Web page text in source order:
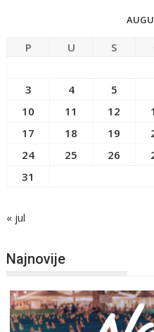
P U S
3
4 5
10
11 12
17
18 19
24
25 26
31
« jul
Najnovije